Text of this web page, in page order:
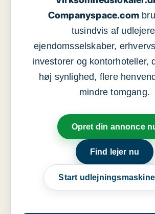
Companyspace.com
tusindvis af
ejendomsselskaber,
investorer og kontorhoteller,
høj synlighed, flere
mindre tomgang.
Opret din annonce
Find lejer nu
Start